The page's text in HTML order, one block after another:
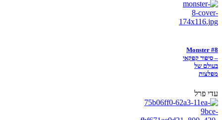
Monster #8
– סיפור קפקאי
בעולם של
מפלצות
עדי פרל